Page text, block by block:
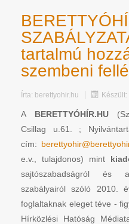
tartalmú
szembeni
Írta: berettyohir.hu
A BERETTYÓHÍR.HU
Csillag u.61. ;
cím:
e.v., tulajdonos) mint
sajtószabadságról és
szabályairól szóló 2010.
foglaltaknak eleget téve -
Hírközlési Hatóság